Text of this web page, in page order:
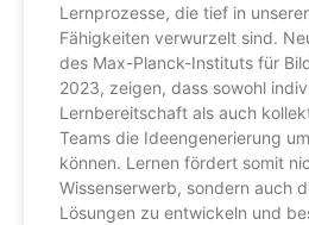
Lernprozesse, die tief in
Fähigkeiten verwurzelt sind.
des Max-Planck-Instituts für
2023, zeigen, dass sowohl
Lernbereitschaft als auch
Teams die Ideengenerierung
können. Lernen fördert somit
Wissenserwerb, sondern auch
Lösungen zu entwickeln und